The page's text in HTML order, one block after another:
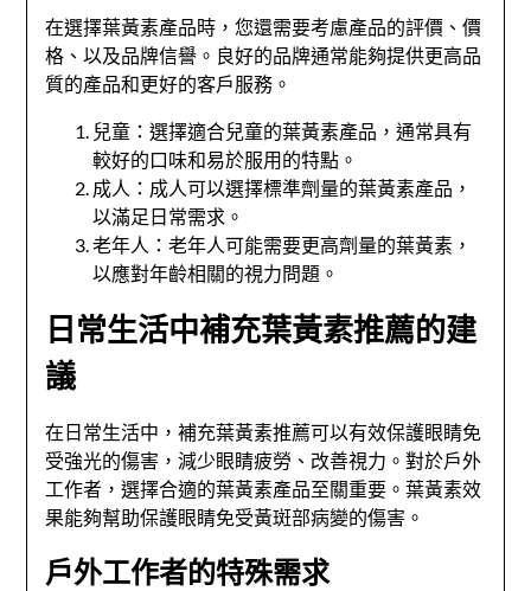
在選擇葉黃素產品時，您還需要考慮產品的評價、價
格、以及品牌信譽。良好的品牌通常能夠提供更高品
質的產品和更好的客戶服務。
兒童：選擇適合兒童的葉黃素產品，通常具有
較好的口味和易於服用的特點。
成人：成人可以選擇標準劑量的葉黃素產品，
以滿足日常需求。
老年人：老年人可能需要更高劑量的葉黃素，
以應對年齡相關的視力問題。
日常生活中補充葉黃素推薦的建
議
在日常生活中，補充葉黃素推薦可以有效保護眼睛免
受強光的傷害，減少眼睛疲勞、改善視力。對於戶外
工作者，選擇合適的葉黃素產品至關重要。葉黃素效
果能夠幫助保護眼睛免受黃斑部病變的傷害。
戶外工作者的特殊需求